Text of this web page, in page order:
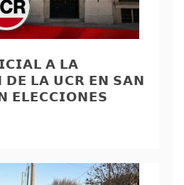
𝗔 𝗟𝗔
𝗗𝗘 𝗟𝗔 𝗨𝗖𝗥 𝗘𝗡 𝗦𝗔𝗡
𝗘𝗟𝗘𝗖𝗖𝗜𝗢𝗡𝗘𝗦